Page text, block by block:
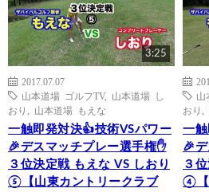
3:25
2017.07.07
山本道場 ゴルフTV, 山本道場 し
おり
山本道場 もえな
一触即発対決👍技術VSパワー
🎉デスマッチプレー選手権✋
３位決定戦 もえな VS しおり
⑤【山東カントリークラブ
山
おり
一
🎉
３
④【